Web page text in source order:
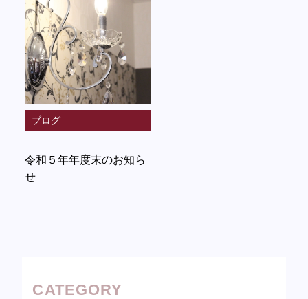
ブログ
令和５年年度末のお知ら
せ
CATEGORY